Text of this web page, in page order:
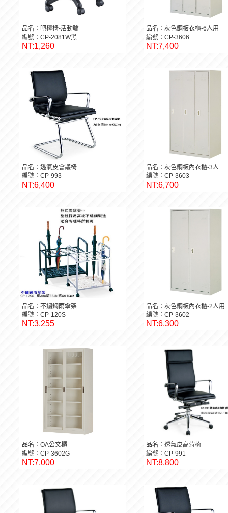
品名：吧檯椅-活動輪
編號：CP-2081W黑
NT:1,260
品名：灰色鋼板衣櫃-6人用
編號：CP-3606
NT:7,400
品名：透氣皮會議椅
編號：CP-993
NT:6,400
品名：灰色鋼板內衣櫃-3人
編號：CP-3603
NT:6,700
品名：不鏽鋼雨傘架
編號：CP-120S
NT:3,255
品名：灰色鋼板內衣櫃-2人用
編號：CP-3602
NT:6,300
品名：OA公文櫃
編號：CP-3602G
NT:7,000
品名：透氣皮高背椅
編號：CP-991
NT:8,800